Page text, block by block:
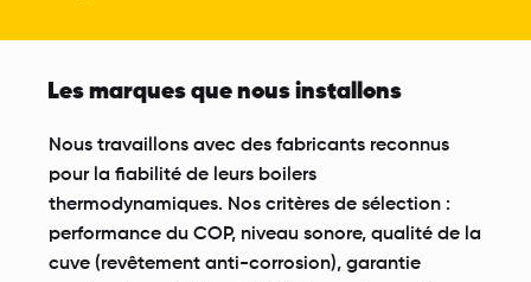
Les marques que nous installons
Nous travaillons avec des fabricants reconnus
pour la fiabilité de leurs boilers
thermodynamiques. Nos critères de sélection :
performance du COP, niveau sonore, qualité de la
cuve (revêtement anti-corrosion), garantie